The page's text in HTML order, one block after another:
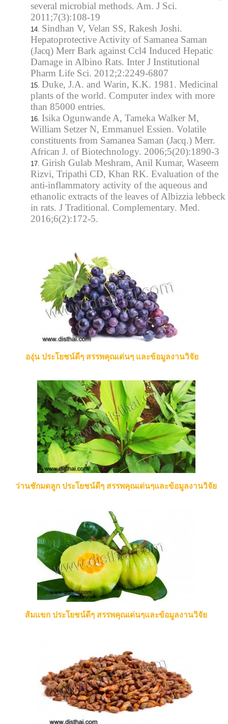
several microbial methods. Am. J Sci.
2011;7(3):108-19
Sindhan V, Velan SS, Rakesh Joshi.
Hepatoprotective Activity of Samanea Saman
(Jacq) Merr Bark against Ccl4 Induced Hepatic
Damage in Albino Rats. Inter J Institutional
Pharm Life Sci. 2012;2:2249-6807
Duke, J.A. and Warin, K.K. 1981. Medicinal
plants of the world. Computer index with more
than 85000 entries.
Isika Ogunwande A, Tameka Walker M,
William Setzer N, Emmanuel Essien. Volatile
constituents from Samanea Saman (Jacq.) Merr.
African J. of Biotechnology. 2006;5(20):1890-3
Girish Gulab Meshram, Anil Kumar, Waseem
Rizvi, Tripathi CD, Khan RK. Evaluation of the
anti-inflammatory activity of the aqueous and
ethanolic extracts of the leaves of Albizzia lebbeck
in rats. J Traditional. Complementary. Med.
2016;6(2):172-5.
องุ่น ประโยชน์ดีๆ สรรพคุณเด่นๆ และข้อมูลงานวิจัย
ว่านชักมดลูก ประโยชน์ดีๆ สรรพคุณเด่นๆและข้อมูลงานวิจัย
ส้มแขก ประโยชน์ดีๆ สรรพคุณเด่นๆและข้อมูลงานวิจัย